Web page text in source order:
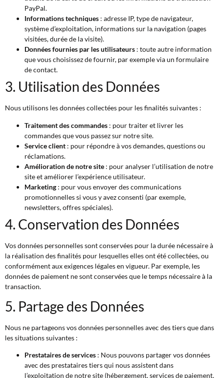
PayPal.
Informations techniques : adresse IP, type de navigateur,
système d’exploitation, informations sur la navigation (pages
visitées, durée de la visite).
Données fournies par les utilisateurs : toute autre information
que vous choisissez de fournir, par exemple via un formulaire
de contact.
3. Utilisation des Données
Nous utilisons les données collectées pour les finalités suivantes :
Traitement des commandes : pour traiter et livrer les
commandes que vous passez sur notre site.
Service client : pour répondre à vos demandes, questions ou
réclamations.
Amélioration de notre site : pour analyser l’utilisation de notre
site et améliorer l’expérience utilisateur.
Marketing : pour vous envoyer des communications
promotionnelles si vous y avez consenti (par exemple,
newsletters, offres spéciales).
4. Conservation des Données
Vos données personnelles sont conservées pour la durée nécessaire à
la réalisation des finalités pour lesquelles elles ont été collectées, ou
conformément aux exigences légales en vigueur. Par exemple, les
données de paiement ne sont conservées que le temps nécessaire à la
transaction.
5. Partage des Données
Nous ne partageons vos données personnelles avec des tiers que dans
les situations suivantes :
Prestataires de services : Nous pouvons partager vos données
avec des prestataires tiers qui nous assistent dans
l’exploitation de notre site (hébergement, services de paiement,